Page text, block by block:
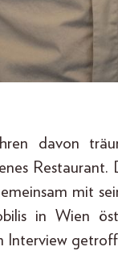
davon
mit
in Wien
Interview